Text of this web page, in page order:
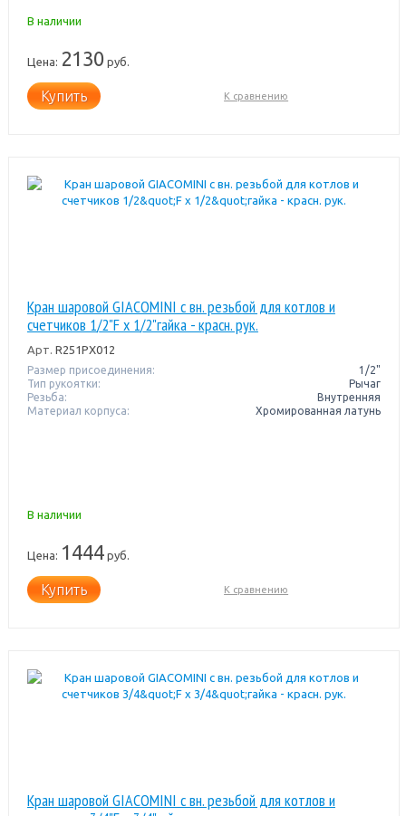
В наличии
Цена: 2130 руб.
Купить К сравнению
Кран шаровой GIACOMINI с вн. резьбой для котлов и
счетчиков 1/2"F x 1/2"гайка - красн. рук.
Арт. R251PX012
Размер присоединения:
1/2"
Тип рукоятки:
Рычаг
Резьба:
Внутренняя
Материал корпуса:
Хромированная латунь
В наличии
Цена: 1444руб.
Купить К сравнению
Кран шаровой GIACOMINI с вн. резьбой для котлов и